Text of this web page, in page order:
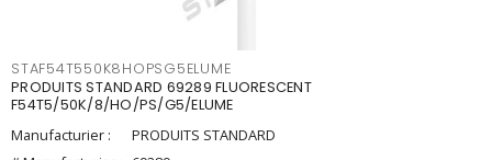
STAF54T550K8HOPSG5ELUME
PRODUITS STANDARD 69289 FLUORESCENT
F54T5/50K/8/HO/PS/G5/ELUME
Manufacturier :
PRODUITS STANDARD